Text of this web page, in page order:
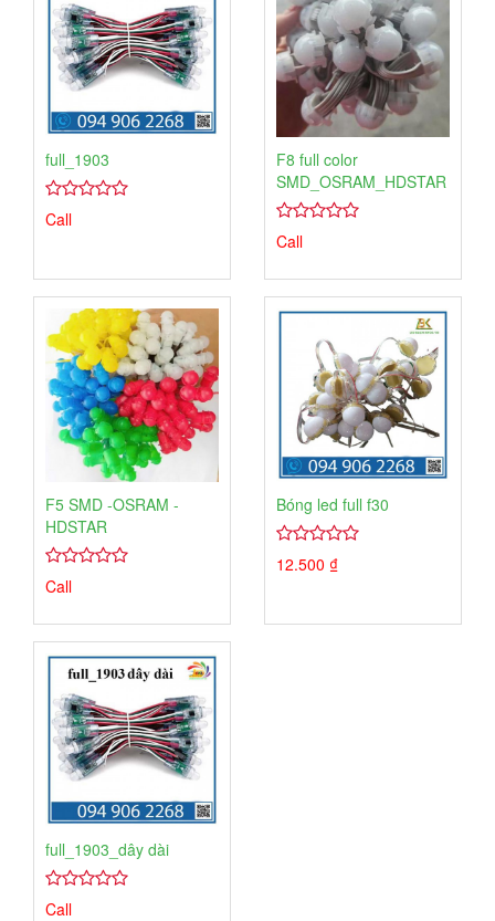
full_1903
4.00
trên
1
đánh
giá
Call
F8 full color
SMD_OSRAM_HDSTAR
4.00
trên
1
Call
F5 SMD -OSRAM -
HDSTAR
4.00
trên
1
đánh
Call
Bóng led full f30
4.00
trên
112.500 ₫
full_1903_dây dài
4.00
1
Call